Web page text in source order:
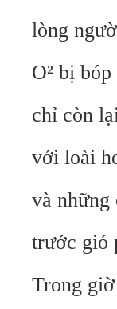
lòng
O² bị
chỉ còn
với loài
và những
trước gió
Trong